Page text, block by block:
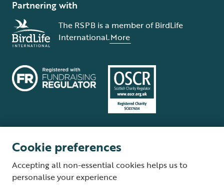
Partnering with
The RSPB is a member of BirdLife
International.More
Supplier Terms and Conditions About our site Modern Slavery Act
Fair Work statement
Cookie preferences
Accepting all non-essential cookies helps us to
personalise your experience